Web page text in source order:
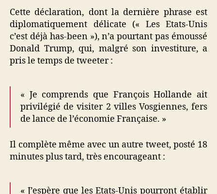
Cette déclaration, dont la dernière phrase est
diplomatiquement délicate (« Les Etats-Unis
c’est déjà has-been »), n’a pourtant pas émoussé
Donald Trump, qui, malgré son investiture, a
pris le temps de tweeter :
« Je comprends que François Hollande ait
privilégié de visiter 2 villes Vosgiennes, fers
de lance de l’économie Française. »
Il complète même avec un autre tweet, posté 18
minutes plus tard, très encourageant :
« J’espère que les Etats-Unis pourront établir